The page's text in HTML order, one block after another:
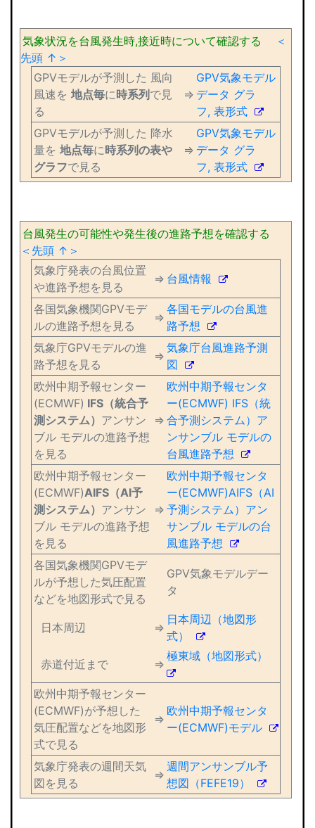
気象状況を台風発生時,接近時について確認する
＜
先頭 ↑＞
GPVモデルが予測した 風向
風速を 地点毎に時系列 で見
る
⇒
GPV気象モデル
データ グラ
フ, 表形式
GPVモデルが予測した 降水
量を 地点毎に時系列の表や
グラフで見る
⇒
GPV気象モデル
データ グラ
フ, 表形式
台風発生の可能性や発生後の進路予想を確認する
＜先頭 ↑＞
気象庁発表の台風位置
や進路予想を見る
⇒ 台風情報
各国気象機関GPVモデ
ルの進路予想を見る
⇒
各国モデルの台風進
路予想
気象庁GPVモデルの進
路予想を見る
⇒
気象庁台風進路予測
図
欧州中期予報センター
(ECMWF) IFS（統合予
測システム） アンサン
ブル モデルの進路予想
を見る
⇒
欧州中期予報センタ
ー(ECMWF) IFS（統
合予測システム）ア
ンサンブル モデルの
台風進路予想
欧州中期予報センター
(ECMWF)AIFS（AI予
測システム） アンサン
ブル モデルの進路予想
を見る
⇒
欧州中期予報センタ
ー(ECMWF)AIFS（AI
予測システム）アン
サンブル モデルの台
風進路予想
各国気象機関GPVモデ
ルが予想した気圧配置
などを地図形式で見る
GPV気象モデルデー
タ
日本周辺 ⇒
日本周辺（地図形
式）
赤道付近まで
⇒
極東域（地図形式）
欧州中期予報センター
(ECMWF)が予想した
気圧配置などを地図形
式で見る
⇒
欧州中期予報センタ
ー(ECMWF)モデル
気象庁発表の週間天気
図を見る
⇒
週間アンサンブル予
想図（FEFE19）